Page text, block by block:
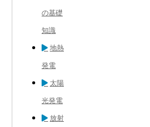
の基礎
知識
地熱
発電
太陽
光発電
放射